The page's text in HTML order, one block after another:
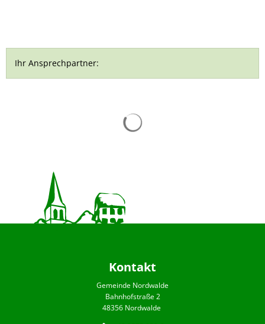
Ihr Ansprechpartner:
Kontakt
Gemeinde Nordwalde
Bahnhofstraße 2
48356 Nordwalde